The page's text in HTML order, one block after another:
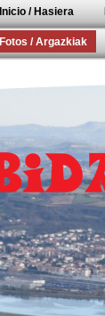
Inicio / Hasiera
Fotos / Argazkiak